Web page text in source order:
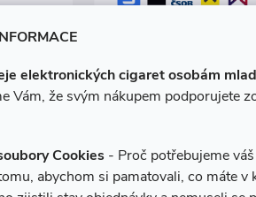
elektronických cigaret osobám
Vám, že svým nákupem podporujete
Cookies - Proč potřebujeme
abychom si pamatovali, co máte v
600
e-ciga